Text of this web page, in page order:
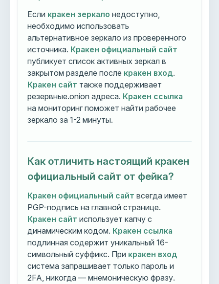
Если кракен зеркало недоступно,
необходимо использовать
альтернативное зеркало из проверенного
источника. Кракен официальный сайт
публикует список активных зеркал в
закрытом разделе после кракен вход.
Кракен сайт также поддерживает
резервные.onion адреса. Кракен ссылка
на мониторинг поможет найти рабочее
зеркало за 1-2 минуты.
Как отличить настоящий кракен
официальный сайт от фейка?
Кракен официальный сайт всегда имеет
PGP-подпись на главной странице.
Кракен сайт использует капчу с
динамическим кодом. Кракен ссылка
подлинная содержит уникальный 16-
символьный суффикс. При кракен вход
система запрашивает только пароль и
2FA, никогда — мнемоническую фразу.